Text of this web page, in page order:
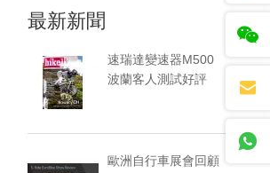
最新新聞
速瑞達變速器M500
波蘭客人測試好評
歐洲自行車展會回顧